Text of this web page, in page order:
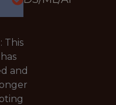
This
and